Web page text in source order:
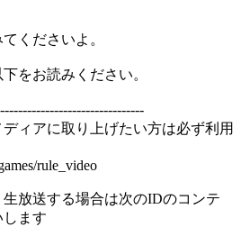
くださいよ。
をお読みください。
ィアに取り上げたい方は必ず利用
rule_video
放送する場合は次のIDのコンテ
します